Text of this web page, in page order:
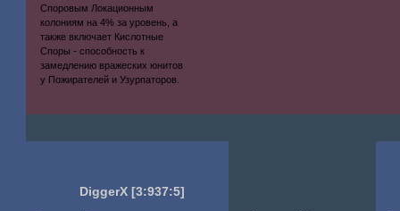
Споровым Локационным
колониям на 4% за уровень, а
также включает Кислотные
Споры - способность к
замедлению вражеских юнитов
у Пожирателей и Узурпаторов.
DiggerX [3:937:5]